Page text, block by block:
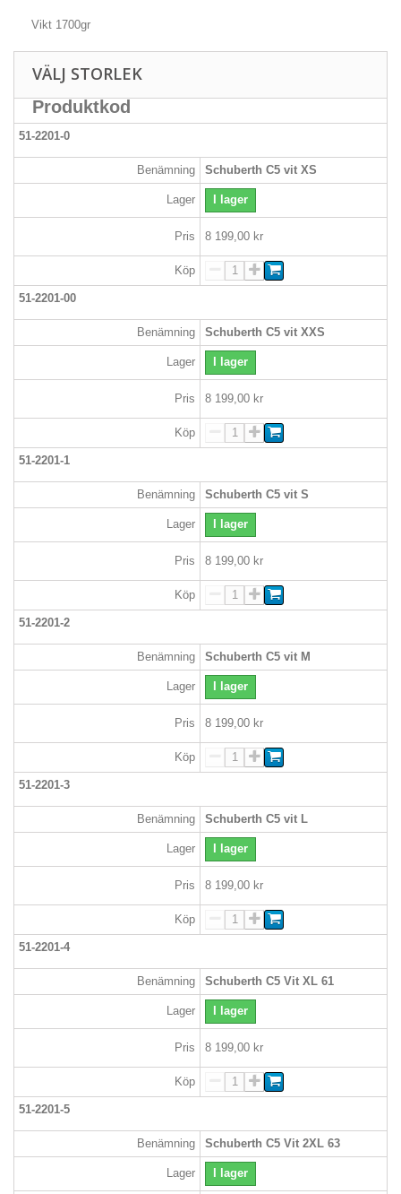
Vikt 1700gr
VÄLJ STORLEK
Produktkod
51-2201-0
Benämning Schuberth C5 vit XS
Lager I lager
Pris 8 199,00 kr
Köp
51-2201-00
Benämning Schuberth C5 vit XXS
Lager I lager
Pris 8 199,00 kr
Köp
51-2201-1
Benämning Schuberth C5 vit S
Lager I lager
Pris 8 199,00 kr
Köp
51-2201-2
Benämning Schuberth C5 vit M
Lager I lager
Pris 8 199,00 kr
Köp
51-2201-3
Benämning Schuberth C5 vit L
Lager I lager
Pris 8 199,00 kr
Köp
51-2201-4
Benämning Schuberth C5 Vit XL 61
Lager I lager
Pris 8 199,00 kr
Köp
51-2201-5
Benämning Schuberth C5 Vit 2XL 63
Lager I lager